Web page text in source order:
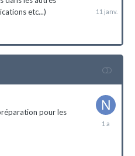
etc...)
pour les
14